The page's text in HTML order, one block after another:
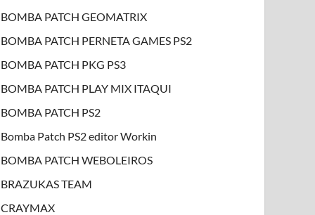
BOMBA PATCH GEOMATRIX
BOMBA PATCH PERNETA GAMES PS2
BOMBA PATCH PKG PS3
BOMBA PATCH PLAY MIX ITAQUI
BOMBA PATCH PS2
Bomba Patch PS2 editor Workin
BOMBA PATCH WEBOLEIROS
BRAZUKAS TEAM
CRAYMAX